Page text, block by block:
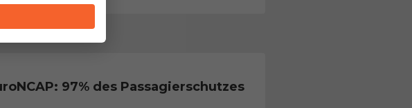
Coupe
97% des Passagierschutzes